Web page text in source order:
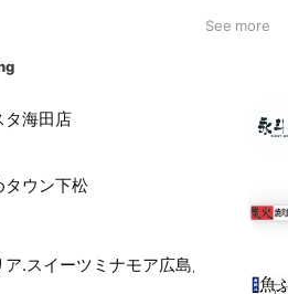
See more
タ海田店
タウン下松
.スイーツミナモア広島店